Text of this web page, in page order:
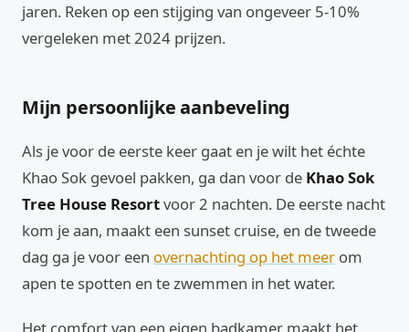
jaren. Reken op een stijging van ongeveer 5-10%
vergeleken met 2024 prijzen.
Mijn persoonlijke aanbeveling
Als je voor de eerste keer gaat en je wilt het échte
Khao Sok gevoel pakken, ga dan voor de Khao Sok
Tree House Resortvoor 2 nachten. De eerste nacht
kom je aan, maakt een sunset cruise, en de tweede
dag ga je voor een overnachting op het meer om
apen te spotten en te zwemmen in het water.